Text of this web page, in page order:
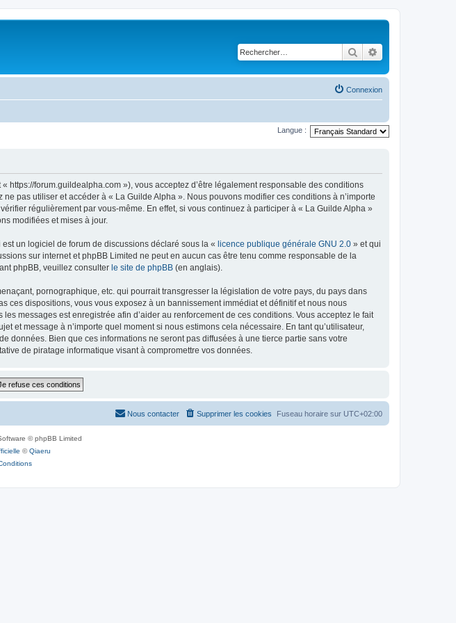
Rechercher
Connexion
Langue :
https://forum.guildealpha.com »), vous acceptez d’être légalement responsable des conditions
pas utiliser et accéder à « La Guilde Alpha ». Nous pouvons modifier ces conditions à n’importe
régulièrement par vous-même. En effet, si vous continuez à participer à « La Guilde Alpha »
modifiées et mises à jour.
un logiciel de forum de discussions déclaré sous la « licence publique générale GNU 2.0 » et qui
sur internet et phpBB Limited ne peut en aucun cas être tenu comme responsable de la
phpBB, veuillez consulter le site de phpBB (en anglais).
pornographique, etc. qui pourrait transgresser la législation de votre pays, du pays dans
ces dispositions, vous vous exposez à un bannissement immédiat et définitif et nous nous
messages est enregistrée afin d’aider au renforcement de ces conditions. Vous acceptez le fait
et message à n’importe quel moment si nous estimons cela nécessaire. En tant qu’utilisateur,
données. Bien que ces informations ne seront pas diffusées à une tierce partie sans votre
de piratage informatique visant à compromettre vos données.
Fuseau horaire sur UTC+02:00
Supprimer les cookies
Nous contacter
© phpBB Limited
©Qiaeru